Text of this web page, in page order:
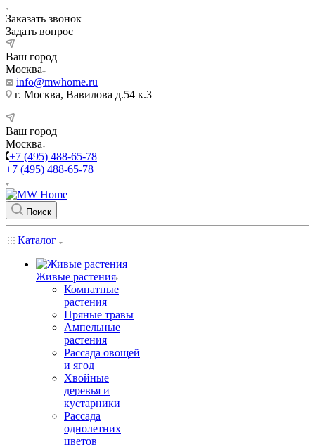
Заказать звонок
Задать вопрос
Ваш город
Москва
info@mwhome.ru
г. Москва, Вавилова д.54 к.3
Ваш город
Москва
+7 (495) 488-65-78
+7 (495) 488-65-78
Поиск
Каталог
Живые растения
Комнатные
растения
Пряные травы
Ампельные
растения
Рассада овощей
и ягод
Хвойные
деревья и
кустарники
Рассада
однолетних
цветов